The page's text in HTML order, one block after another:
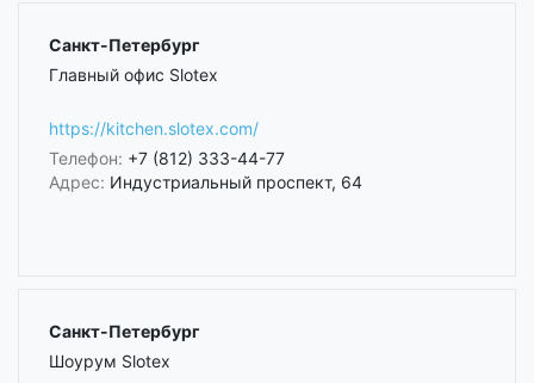
Санкт-Петербург
Главный офис Slotex
https://kitchen.slotex.com/
Телефон: +7 (812) 333-44-77
Адрес: Индустриальный проспект, 64
Санкт-Петербург
Шоурум Slotex